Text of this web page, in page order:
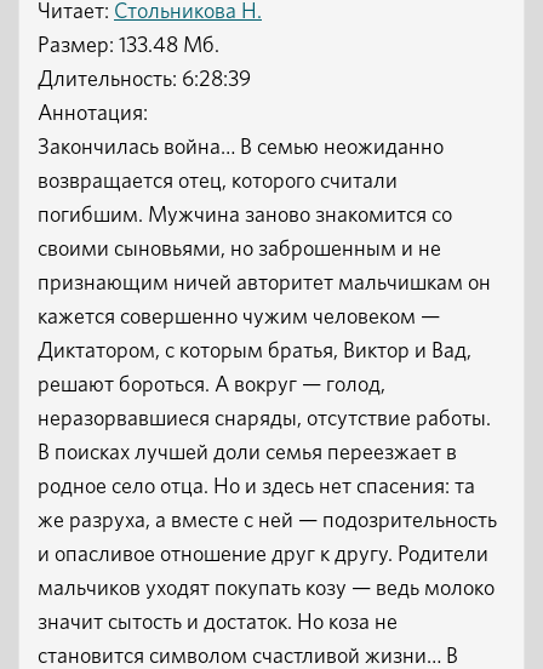
Читает: Стольникова Н.
Размер: 133.48 Мб.
Длительность: 6:28:39
Аннотация:
Закончилась война… В семью неожиданно
возвращается отец, которого считали
погибшим. Мужчина заново знакомится со
своими сыновьями, но заброшенным и не
признающим ничей авторитет мальчишкам он
кажется совершенно чужим человеком —
Диктатором, с которым братья, Виктор и Вад,
решают бороться. А вокруг — голод,
неразорвавшиеся снаряды, отсутствие работы.
В поисках лучшей доли семья переезжает в
родное село отца. Но и здесь нет спасения: та
же разруха, а вместе с ней — подозрительность
и опасливое отношение друг к другу. Родители
мальчиков уходят покупать козу — ведь молоко
значит сытость и достаток. Но коза не
становится символом счастливой жизни… В